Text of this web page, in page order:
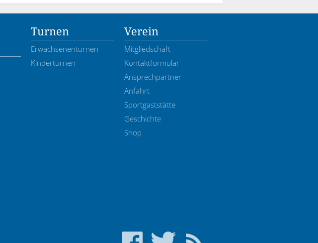
Turnen
Erwachsenenturnen
Kinderturnen
Verein
Mitgliedschaft
Kontaktformular
Ansprechpartner
Anfahrt
Sportgaststätte
Geschichte
Shop